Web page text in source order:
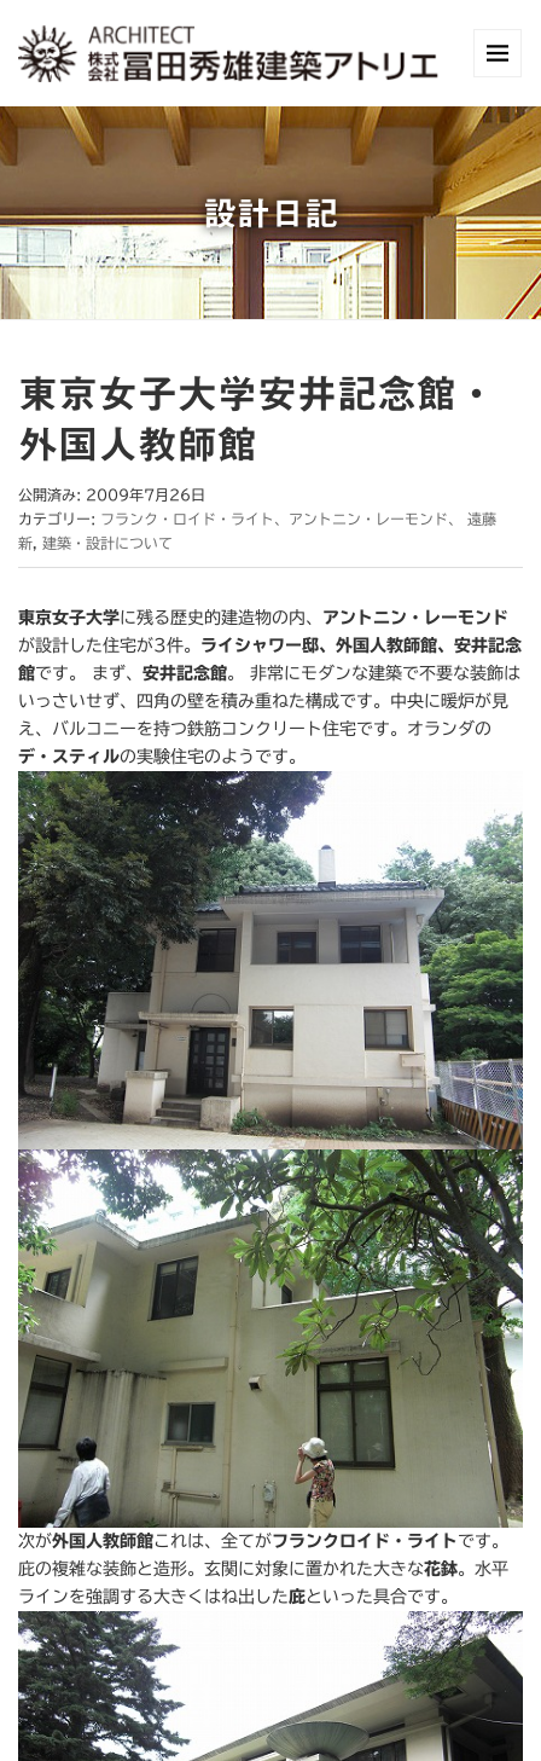
設計日記
東京女子大学安井記念館・
外国人教師館
公開済み: 2009年7月26日
カテゴリー: フランク・ロイド・ライト、アントニン・レーモンド、 遠藤
新
建築・設計について
東京女子大学に残る歴史的建造物の内、 アントニン・レーモンド
が設計した住宅が3件。 ライシャワー邸、外国人教師館、安井記念
館です。 まず、 安井記念館。 非常にモダンな建築で不要な装飾は
いっさいせず、四角の壁を積み重ねた構成です。中央に暖炉が見
え、バルコニーを持つ鉄筋コンクリート住宅です。オランダの
デ・スティルの実験住宅のようです。
次が外国人教師館これは、全てがフランクロイド・ライト です。
庇の複雑な装飾と造形。玄関に対象に置かれた大きな花鉢。水平
ラインを強調する大きくはね出した庇といった具合です。